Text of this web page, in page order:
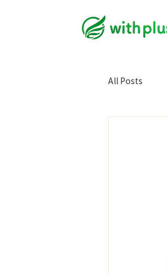
All Posts